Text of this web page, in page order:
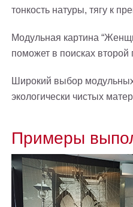
тонкость натуры, тягу к
Модульная картина
поможет в поисках второй
Широкий выбор
экологически чистых
Примеры